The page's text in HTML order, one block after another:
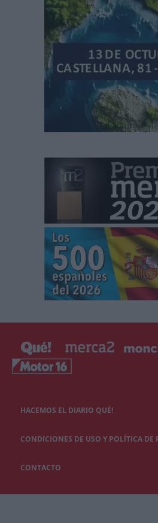
HACEMOS EL DIARIO QUÉ!
CONDICIONES DE USO Y POLÍTICA DE
CONTACTO